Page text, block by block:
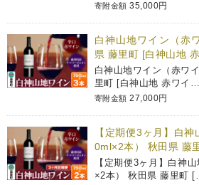
寄附金額 35,000円
白神山地ワイン（赤
県 藤里町 [白神山地
白神山地ワイン（赤ワ
里町 [白神山地 赤ワイ…
寄附金額 27,000円
【定期便3ヶ月】白
0ml×2本） 秋田県 藤
【定期便3ヶ月】白神
×2本） 秋田県 藤里町